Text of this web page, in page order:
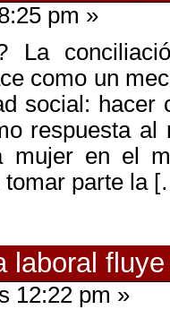
pm »
La
como un
social: hacer
respuesta
mujer en el
tomar parte la
laboral
12:22 pm »